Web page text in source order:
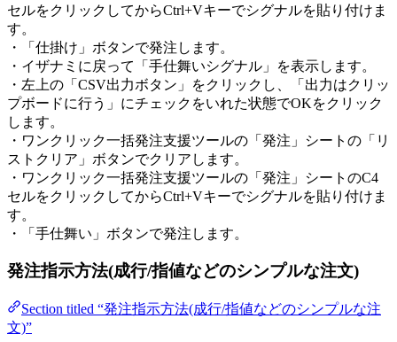
セルをクリックしてからCtrl+Vキーでシグナルを貼り付けま
す。
・「仕掛け」ボタンで発注します。
・イザナミに戻って「手仕舞いシグナル」を表示します。
・左上の「CSV出力ボタン」をクリックし、「出力はクリッ
プボードに行う」にチェックをいれた状態でOKをクリック
します。
・ワンクリック一括発注支援ツールの「発注」シートの「リ
ストクリア」ボタンでクリアします。
・ワンクリック一括発注支援ツールの「発注」シートのC4
セルをクリックしてからCtrl+Vキーでシグナルを貼り付けま
す。
・「手仕舞い」ボタンで発注します。
発注指示方法(成行/指値などのシンプルな注文)
Section titled “発注指示方法(成行/指値などのシンプルな注
文)”